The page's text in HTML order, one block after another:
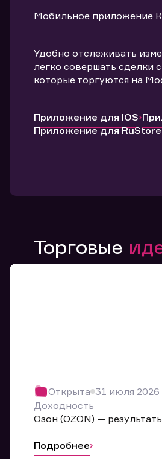
Мобильное приложение
Удобно отслеживать
легко совершать сделки
которые торгуются на
Приложение для IOS
Приложение для RuStore
Торговые
Открыта 31 июля 2026
Доходность
Озон (OZON) —
Подробнее